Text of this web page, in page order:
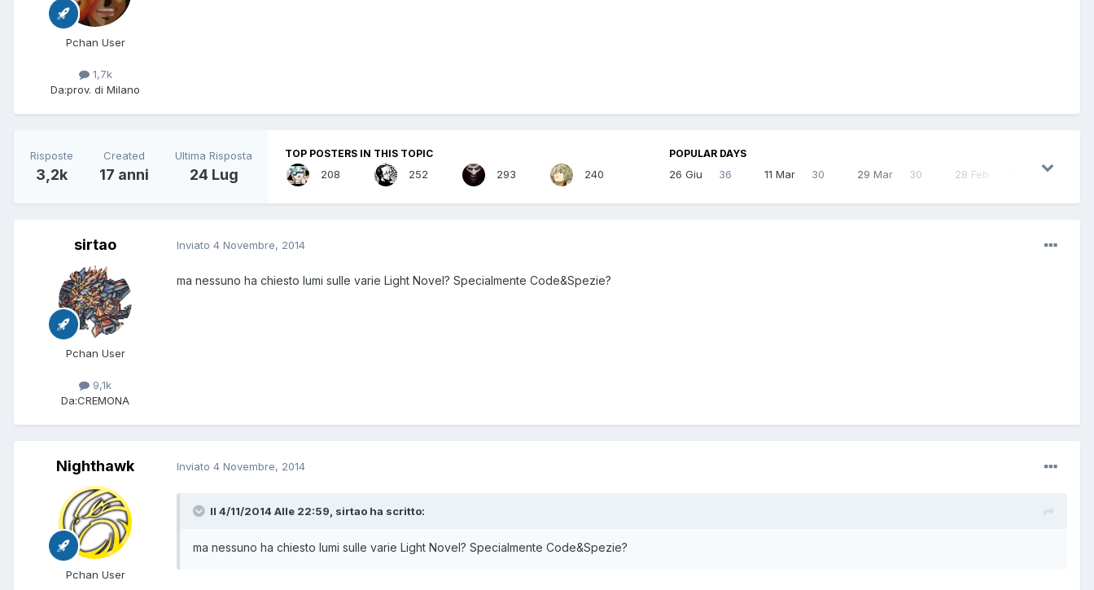
Pchan User
1,7k
Da:prov. di Milano
Risposte
3,2k
Created
17 anni
Ultima Risposta
24 Lug
TOP POSTERS IN THIS TOPIC
208 252 293 240
POPULAR DAYS
26 Giu 36 11 Mar 30 29 Mar 30 28 Feb
sirtao
Pchan User
9,1k
Da:CREMONA
Inviato 4 Novembre, 2014
ma nessuno ha chiesto lumi sulle varie Light Novel? Specialmente Code&Spezie?
Nighthawk
Pchan User
Inviato 4 Novembre, 2014
Il 4/11/2014 Alle 22:59, sirtao ha scritto:
ma nessuno ha chiesto lumi sulle varie Light Novel? Specialmente Code&Spezie?